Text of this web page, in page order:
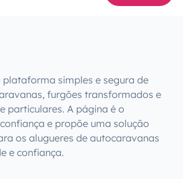
plataforma simples e segura de
furgões transformados e
particulares. A página é o
e propõe uma solução
os alugueres de autocaravanas
e confiança.